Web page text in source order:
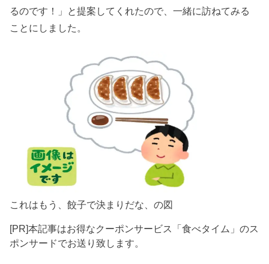
るのです！」と提案してくれたので、一緒に訪ねてみる
ことにしました。
これはもう、餃子で決まりだな、の図
[PR]本記事はお得なクーポンサービス「食べタイム」のス
ポンサードでお送り致します。